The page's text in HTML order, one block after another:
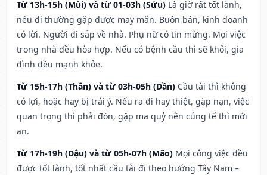
Từ 13h-15h (Mùi) và từ 01-03h (Sửu) Là giờ rất tốt lành,
nếu đi thường gặp được may mắn. Buôn bán, kinh doanh
có lời. Người đi sắp về nhà. Phụ nữ có tin mừng. Mọi việc
trong nhà đều hòa hợp. Nếu có bệnh cầu thì sẽ khỏi, gia
đình đều mạnh khỏe.
Từ 15h-17h (Thân) và từ 03h-05h (Dần) Cầu tài thì không
có lợi, hoặc hay bị trái ý. Nếu ra đi hay thiệt, gặp nạn, việc
quan trọng thì phải đòn, gặp ma quỷ nên cúng tế thì mới
an.
Từ 17h-19h (Dậu) và từ 05h-07h (Mão) Mọi công việc đều
được tốt lành, tốt nhất cầu tài đi theo hướng Tây Nam –